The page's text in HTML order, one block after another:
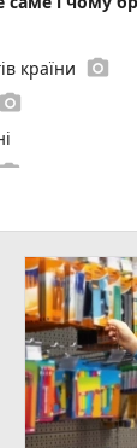
країни photo_camera
photo_camera
photo_camera
негода? photo_camera
до 2029
photo_camera